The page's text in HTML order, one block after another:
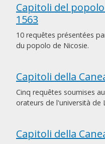
Capitoli del
1563
10 requêtes présentées
du popolo de Nicosie.
Capitoli della
Cinq requêtes soumises
orateurs de l'università de
Capitoli della